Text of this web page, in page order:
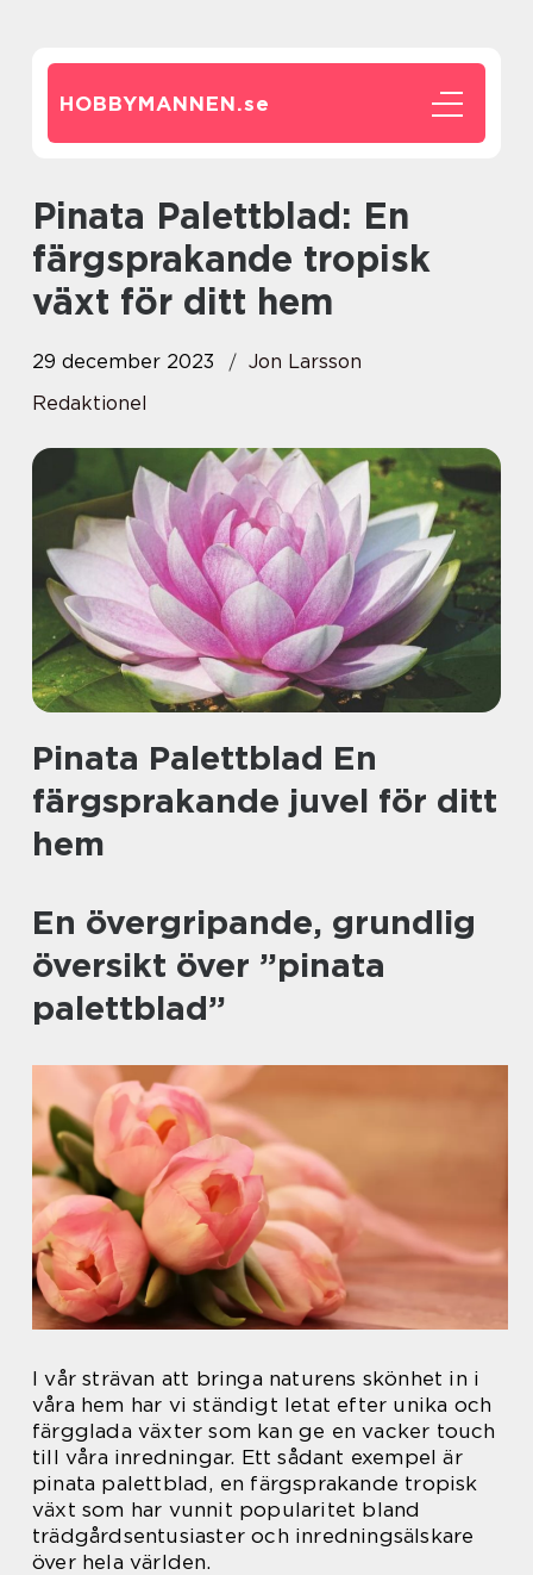
HOBBYMANNEN.se
Pinata Palettblad: En
färgsprakande tropisk
växt för ditt hem
29 december 2023
Jon Larsson
Redaktionel
Pinata Palettblad En
färgsprakande juvel för ditt
hem
En övergripande, grundlig
översikt över ”pinata
palettblad”
I vår strävan att bringa naturens skönhet in i
våra hem har vi ständigt letat efter unika och
färgglada växter som kan ge en vacker touch
till våra inredningar. Ett sådant exempel är
pinata palettblad, en färgsprakande tropisk
växt som har vunnit popularitet bland
trädgårdsentusiaster och inredningsälskare
över hela världen.